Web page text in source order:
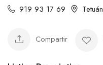
919 93 17 69 Tetuán
Compartir